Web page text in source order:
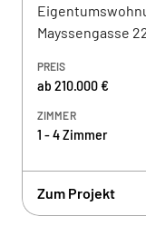
Mayssengasse
PREIS
ab 210.000 €
ZIMMER
1 - 4 Zimmer
Zum Projekt